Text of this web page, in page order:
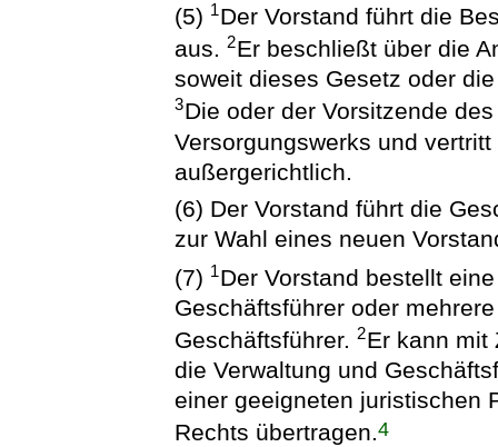
(5) 1Der Vorstand führt die
aus.2Er beschließt über die
soweit dieses Gesetz oder
3Die oder der Vorsitzende
Versorgungswerks und
außergerichtlich.
(6) Der Vorstand führt die
zur Wahl eines neuen
(7) 1Der Vorstand bestellt
Geschäftsführer oder
Geschäftsführer.2Er kann mit
die Verwaltung und
einer geeigneten juristischen
Rechts übertragen.4